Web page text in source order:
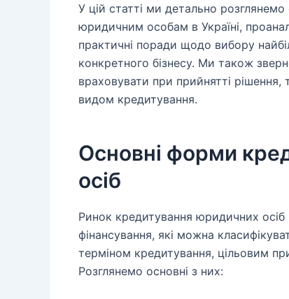
У цій статті ми детально
юридичним особам в Україні,
практичні поради щодо вибору
конкретного бізнесу. Ми також
враховувати при прийнятті рішення,
видом кредитування.
Основні форми
осіб
Ринок кредитування юридичних осіб
фінансування, які можна
терміном кредитування, цільовим
Розглянемо основні з них: